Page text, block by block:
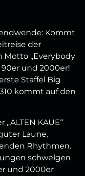
Kommt
der
Motto „Everybody
und 2000er!
Staffel Big
kommt auf den
KAUE“
Laune,
Rhythmen.
schwelgen
und 2000er